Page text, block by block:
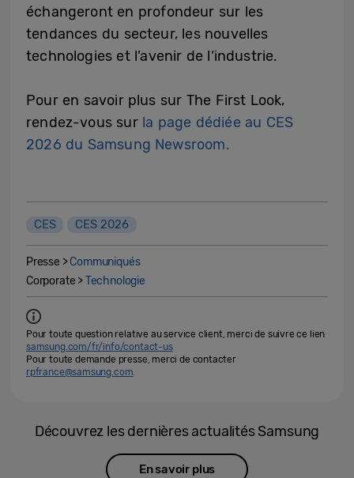
échangeront en profondeur sur les
tendances du secteur, les nouvelles
technologies et l’avenir de l’industrie.
Pour en savoir plus sur The First Look,
rendez-vous surla page dédiée au CES
2026 du Samsung Newsroom.
CES CES 2026
Presse >Communiqués
Corporate >Technologie
Pour toute question relative au service client, merci de suivre ce lien
samsung.com/fr/info/contact-us
Pour toute demande presse, merci de contacter
rpfrance@samsung.com.
Découvrez les dernières actualités Samsung
En savoir plus